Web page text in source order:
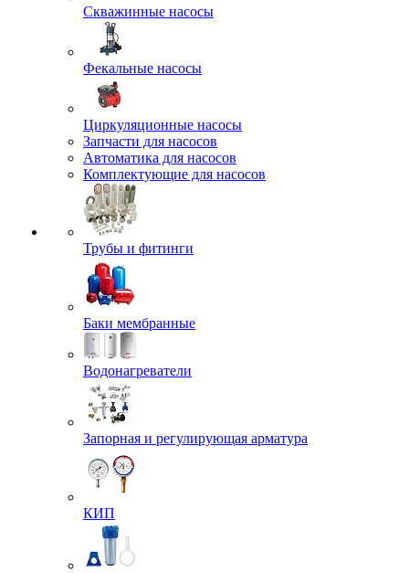
Скважинные насосы
Фекальные насосы
Циркуляционные насосы
Запчасти для насосов
Автоматика для насосов
Комплектующие для насосов
Трубы и фитинги
Баки мембранные
Водонагреватели
Запорная и регулирующая арматура
КИП